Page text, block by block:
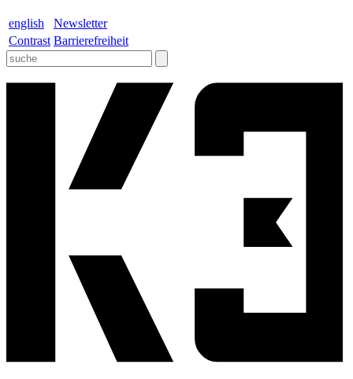
english
Newsletter
Contrast Barrierefreiheit